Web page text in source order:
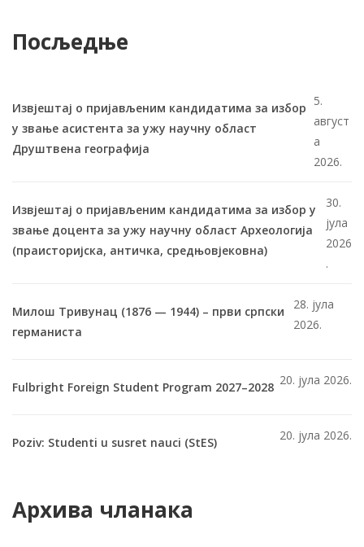
Посљедње
Извјештај о пријављеним кандидатима за избор
у звање асистента за ужу научну област
Друштвена географија
5.
август
а
2026.
Извјештај о пријављеним кандидатима за избор у
звање доцента за ужу научну област Археологија
(праисторијска, античка, средњовјековна)
30.
јула
2026
.
Милош Тривунац (1876 — 1944) – први српски
германиста
28. јула
2026.
Fulbright Foreign Student Program 2027–2028 20. јула 2026.
Poziv: Studenti u susret nauci (StES) 20. јула 2026.
Архива чланака